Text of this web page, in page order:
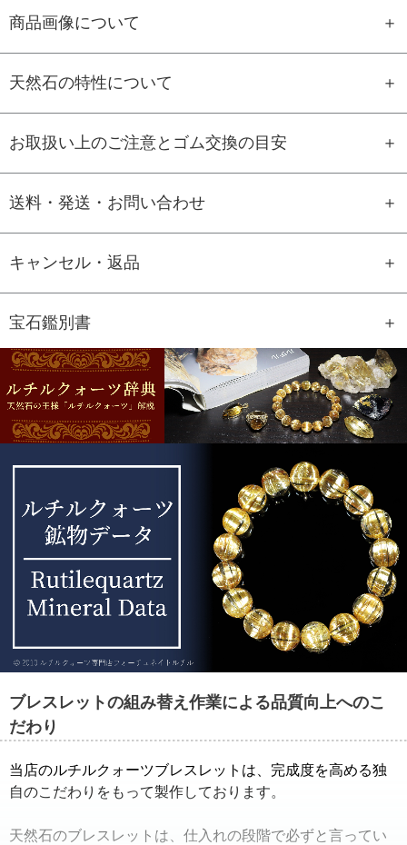
商品画像について
天然石の特性について
お取扱い上のご注意とゴム交換の目安
送料・発送・お問い合わせ
キャンセル・返品
宝石鑑別書
GEM REPORT
ご注文商品の宝石鑑別書をご用意す
ることもできます。
ブレスレットの組み替え作業による品質向上へのこ
だわり
当店のルチルクォーツブレスレットは、完成度を高める独
自のこだわりをもって製作しております。
天然石のブレスレットは、仕入れの段階で必ずと言ってい